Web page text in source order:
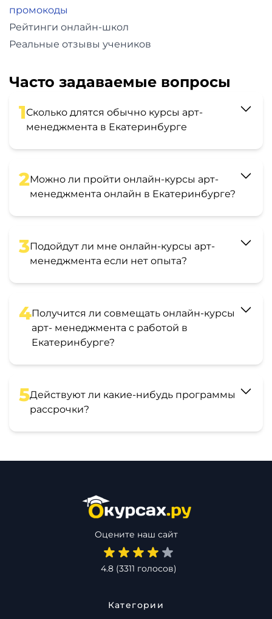
промокоды
Рейтинги онлайн-школ
Реальные отзывы учеников
Часто задаваемые вопросы
1Сколько длятся обычно курсы арт-
менеджмента в Екатеринбурге
2Можно ли пройти онлайн-курсы арт-
менеджмента онлайн в Екатеринбурге?
3Подойдут ли мне онлайн-курсы арт-
менеджмента если нет опыта?
4Получится ли совмещать онлайн-курсы
арт- менеджмента с работой в
Екатеринбурге?
5Действуют ли какие-нибудь программы
рассрочки?
Оцените наш сайт
4.8(3311 голосов)
Категории